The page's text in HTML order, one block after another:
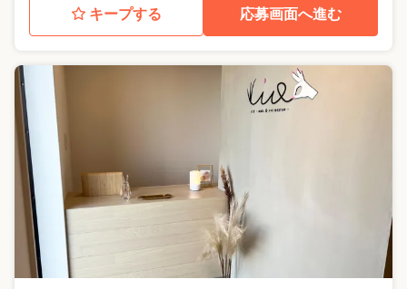
キープする 応募画面へ進む